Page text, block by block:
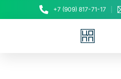
+7 (909) 817-71-17